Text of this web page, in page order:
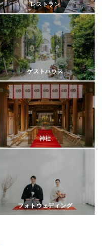
レストラン
ゲストハウス
神社
フォトウェディング